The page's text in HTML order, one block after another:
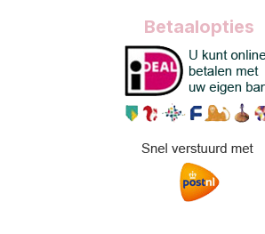
Betaalopties